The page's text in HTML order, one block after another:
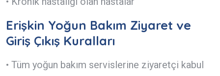
Erişkin Yoğun Bakım Ziyaret ve
Giriş Çıkış Kuralları
• Tüm yoğun bakım servislerine ziyaretçi kabul